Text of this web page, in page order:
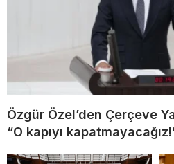
Özgür Özel’den Çerçeve
“O kapıyı